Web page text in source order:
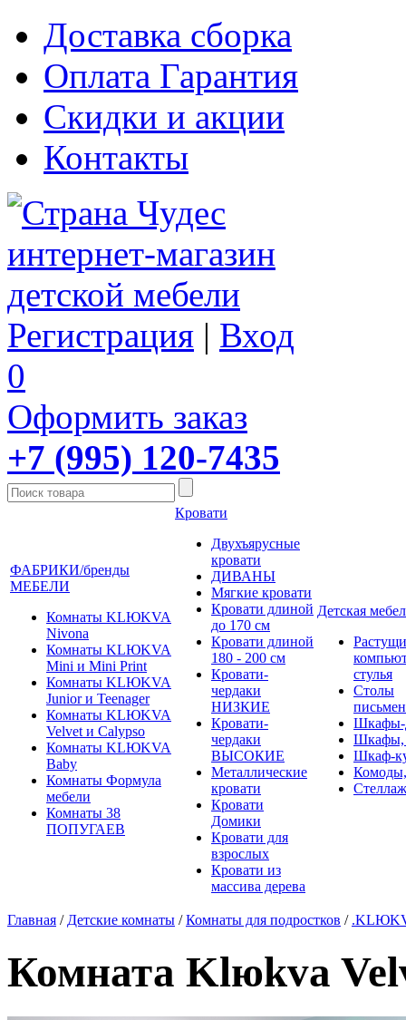
Доставка сборка
Оплата Гарантия
Скидки и акции
Контакты
Регистрация | Вход
0
Оформить заказ
+7 (995) 120-7435
ФАБРИКИ/бренды
МЕБЕЛИ
Комнаты KLЮKVA
Nivona
Комнаты KLЮKVA
Mini и Mini Print
Комнаты KLЮKVA
Junior и Teenager
Комнаты KLЮKVA
Velvet и Calypso
Комнаты KLЮKVA
Baby
Комнаты Формула
мебели
Комнаты 38
ПОПУГАЕВ
Кровати
Двухъярусные
кровати
ДИВАНЫ
Мягкие кровати
Кровати длиной
до 170 см
Кровати длиной
180 - 200 см
Кровати-
чердаки
НИЗКИЕ
Кровати-
чердаки
ВЫСОКИЕ
Металлические
кровати
Кровати
Домики
Кровати для
взрослых
Кровати из
массива дерева
Детская
стулья
Столы
Шкафы-
Шкафы,
Шкаф-
Главная / Детские комнаты /Комнаты для подростков /
Комната Klюkva